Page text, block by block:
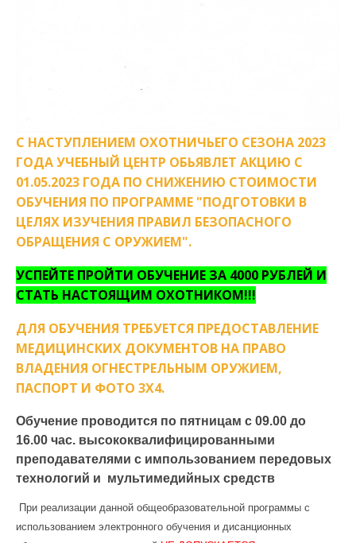
С НАСТУПЛЕНИЕМ ОХОТНИЧЬЕГО СЕЗОНА 2023
ГОДА УЧЕБНЫЙ ЦЕНТР ОБЬЯВЛЕТ АКЦИЮ С
01.05.2023 ГОДА ПО СНИЖЕНИЮ СТОИМОСТИ
ОБУЧЕНИЯ ПО ПРОГРАММЕ "ПОДГОТОВКИ В
ЦЕЛЯХ ИЗУЧЕНИЯ ПРАВИЛ БЕЗОПАСНОГО
ОБРАЩЕНИЯ С ОРУЖИЕМ".
УСПЕЙТЕ ПРОЙТИ ОБУЧЕНИЕ ЗА 4000 РУБЛЕЙ И
СТАТЬ НАСТОЯЩИМ ОХОТНИКОМ!!!
ДЛЯ ОБУЧЕНИЯ ТРЕБУЕТСЯ ПРЕДОСТАВЛЕНИЕ
МЕДИЦИНСКИХ ДОКУМЕНТОВ НА ПРАВО
ВЛАДЕНИЯ ОГНЕСТРЕЛЬНЫМ ОРУЖИЕМ,
ПАСПОРТ И ФОТО 3Х4.
Обучение проводится по пятницам с 09.00 до
16.00 час. высококвалифицированными
преподавателями с импользованием передовых
технологий и мультимедийных средств
При реализации данной общеобразовательной программы с
использованием электронного обучения и дисанционных